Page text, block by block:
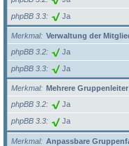
phpBB 3.3 Ja
Merkmal
Verwaltung der
phpBB 3.2
Ja
phpBB 3.3 Ja
Merkmal
Mehrere
phpBB 3.2
Ja
phpBB 3.3 Ja
Merkmal
Anpassbare